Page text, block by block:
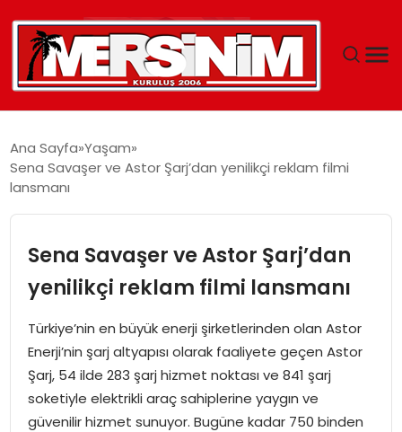
EĞITIM
SPOR
EKONOMI
Ana Sayfa Yaşam
Sena Savaşer ve Astor Şarj’dan yenilikçi reklam filmi
lansmanı
Sena Savaşer ve Astor Şarj’dan
yenilikçi reklam filmi lansmanı
Türkiye’nin en büyük enerji şirketlerinden olan Astor
Enerji’nin şarj altyapısı olarak faaliyete geçen Astor
Şarj, 54 ilde 283 şarj hizmet noktası ve 841 şarj
soketiyle elektrikli araç sahiplerine yaygın ve
güvenilir hizmet sunuyor. Bugüne kadar 750 binden